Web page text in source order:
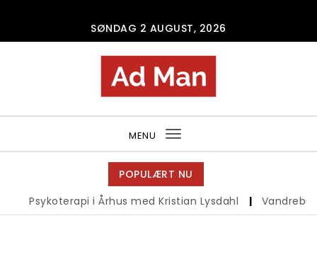
SØNDAG 2 AUGUST, 2026
MENU
Toggle
navigation
POPULÆRT NU
Psykoterapi i Århus med Kristian Lysdahl |